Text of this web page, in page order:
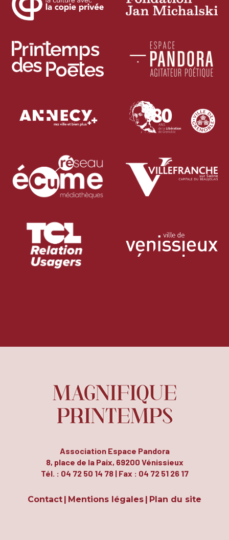
Association Espace Pandora
8, place de la Paix, 69200 Vénissieux
Tél. : 04 72 50 14 78 | Fax : 04 72 51 26 17
Contact Mentions légales Plan du site